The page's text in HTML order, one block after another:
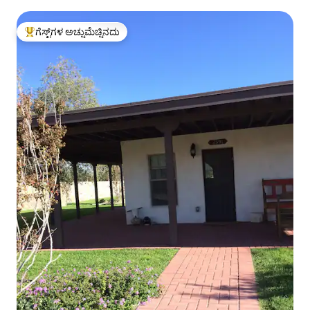
ಗೆಸ್ಟ್‌ಗಳಿಗೆ ಅತಿ ಹೆಚ್ಚು ಅಚ್ಚುಮೆಚ್ಚಿನದು
ಗೆಸ್ಟ್‌ಗಳ ಅಚ್ಚುಮೆಚ್ಚಿನದು